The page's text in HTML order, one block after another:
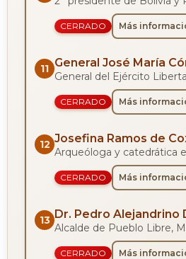
CERRADO Más
11 General José María
General del Ejército
CERRADO Más
12 Josefina Ramos de
CERRADO Más
13 Dr. Pedro Alejandrino
CERRADO Más